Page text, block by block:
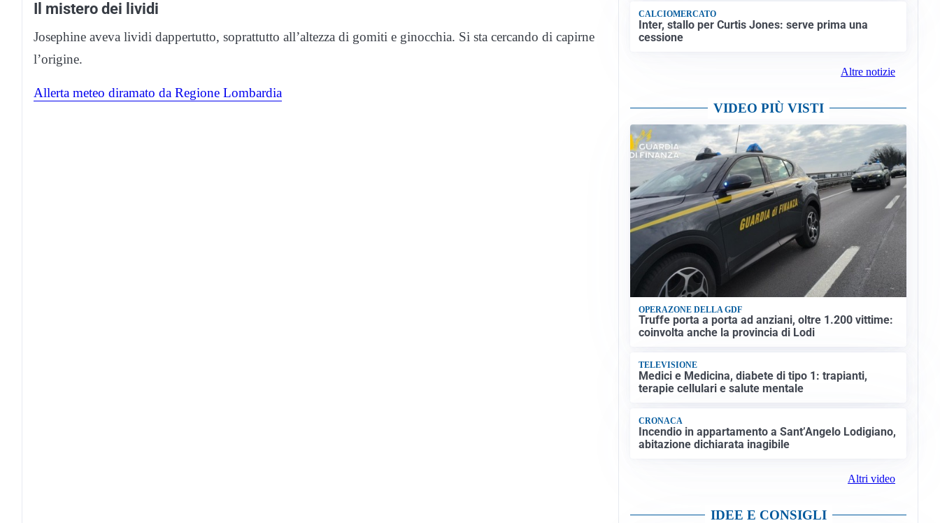
Il mistero dei lividi
Josephine aveva lividi dappertutto, soprattutto all’altezza di gomiti e ginocchia. Si sta cercando di capirne
l’origine.
Allerta meteo diramato da Regione Lombardia
CALCIOMERCATO
Inter, stallo per Curtis Jones: serve prima una
cessione
Altre notizie
VIDEO PIÙ VISTI
OPERAZONE DELLA GDF
Truffe porta a porta ad anziani, oltre 1.200 vittime:
coinvolta anche la provincia di Lodi
TELEVISIONE
Medici e Medicina, diabete di tipo 1: trapianti,
terapie cellulari e salute mentale
CRONACA
Incendio in appartamento a Sant’Angelo Lodigiano,
abitazione dichiarata inagibile
Altri video
IDEE E CONSIGLI